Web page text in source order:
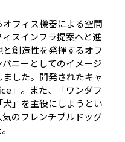
フィス機器による空間
スインフラ提案へと進
創造性を発揮するオフ
ニーとしてのイメージ
した。開発されたキャ
」。また、「ワンダフ
」を主役にしようとい
のフレンチブルドッグ